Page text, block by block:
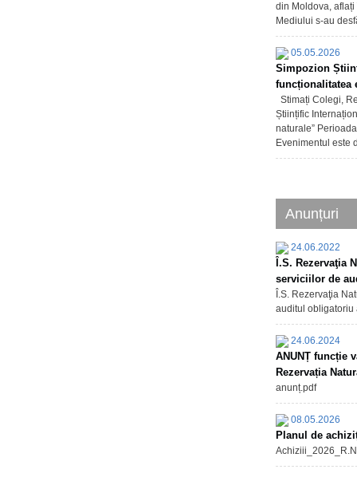
din Moldova,
Mediului s-au
05.05.2026
Simpozion
funcționalitatea
Stimați Colegi,
Științific
naturale”
Evenimentul este
Anunțuri
24.06.2022
Î.S. Rezervaţia
serviciilor de
Î.S. Rezervaţia
auditul obligatoriu
24.06.2024
ANUNȚ funcție
Rezervația
anunț.pdf
08.05.2026
Planul de